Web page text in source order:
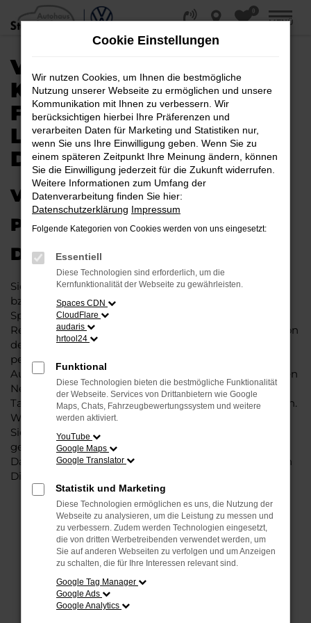
Zum
Hauptinhalt
0
MENÜ
VW GOLF SPORTSVAN
KAUFEN, LEASEN,
FINANZIEREN |
LIEFERSERVICE NACH
DETMOLD
VW GOLF SPORTSVAN – IHR
PERFEKTES FAHRZEUG FÜR
DETMOLD
Sie möchten in Detmold und Umgebung mobil sein
bzw. mobil bleiben. Unser Vorschlag ist ein VW Golf
Sportsvan, denn dieses Fahrzeug vereint eine ganze
Reihe an Vorzügen. Da ist zunächst einmal die Tradition
des Herstellers. Ein VW Golf Sportsvan für Detmold ist
perfekt verarbeitet und auf Langlebigkeit ausgelegt.
Auf diese Weise können Sie unbedenklich sowohl einen
Neuwagen als auch einen Gebrauchten, sowohl eine
Tageszulassung als auch einen Jahreswagen erwerben.
Wenn Sie sich für Steinböhmer entscheiden, erhalten
Sie einen erheblichen Nachlass bzw. Rabatt und
genießen zudem einen außergewöhnlichen Service.
Das beginnt bei der Beratung und setzt sich mit vielen
Dienstleistungen unserer Meisterwerkstatt fort.
FEHLER: NETWORK ERROR
Beim Laden ist ein Fehler aufgetreten.
Hier sind ein paar Tipps, die dir helfen können:
Überprüfe deine Firewall und deine
Internetverbindung.
Cookie Einstellungen
Wir nutzen Cookies, um Ihnen die bestmögliche
Nutzung unserer Webseite zu ermöglichen und unsere
Kommunikation mit Ihnen zu verbessern. Wir
berücksichtigen hierbei Ihre Präferenzen und
verarbeiten Daten für Marketing und Statistiken nur,
wenn Sie uns Ihre Einwilligung geben. Wenn Sie zu
einem späteren Zeitpunkt Ihre Meinung ändern, können
Sie die Einwilligung jederzeit für die Zukunft widerrufen.
Weitere Informationen zum Umfang der
Datenverarbeitung finden Sie hier:
Datenschutzerklärung Impressum
Folgende Kategorien von Cookies werden von uns eingesetzt:
Essentiell
Diese Technologien sind erforderlich, um die
Kernfunktionalität der Webseite zu gewährleisten.
Spaces CDN
CloudFlare
audaris
hrtool24
Funktional
Diese Technologien bieten die bestmögliche Funktionalität
der Webseite. Services von Drittanbietern wie Google
Maps, Chats, Fahrzeugbewertungssystem und weitere
werden aktiviert.
YouTube
Google Maps
Google Translator
Statistik und Marketing
Diese Technologien ermöglichen es uns, die Nutzung der
Webseite zu analysieren, um die Leistung zu messen und
zu verbessern. Zudem werden Technologien eingesetzt,
die von dritten Werbetreibenden verwendet werden, um
Sie auf anderen Webseiten zu verfolgen und um Anzeigen
zu schalten, die für Ihre Interessen relevant sind.
Google Tag Manager
Google Ads
Google Analytics